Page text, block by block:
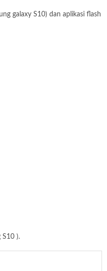
galaxy S10) dan aplikasi flash
S10 ).